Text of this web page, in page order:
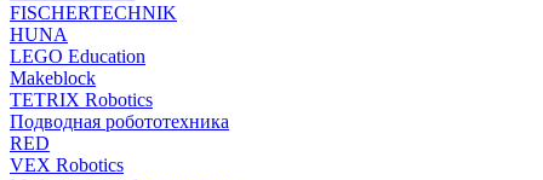
FISCHERTECHNIK
HUNA
LEGO Education
Makeblock
TETRIX Robotics
Подводная робототехника
RED
VEX Robotics